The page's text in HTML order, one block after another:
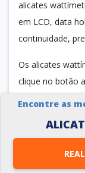
Encontre as
alicates
em LCD, data
continuidade,
Os alicates
clique no botão
conferir,
através de seu